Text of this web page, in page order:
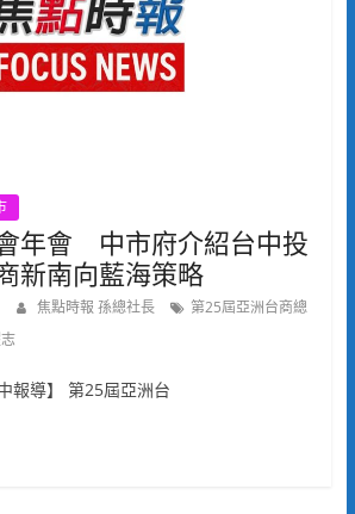
年會 中市府介紹台中投
新南向藍海策略
焦點時報 孫總社長
第25屆亞洲台商總
報導】 第25屆亞洲台